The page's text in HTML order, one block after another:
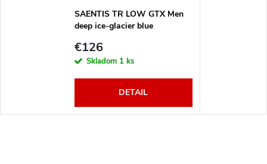
SAENTIS TR LOW GTX Men
deep ice-glacier blue
€126
Skladom 1 ks
DETAIL